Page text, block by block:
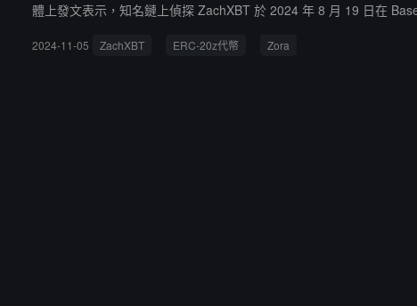
體上發文表示，知名鏈上偵探 ZachXBT 於 2024 年 8 月 19 日在
2024-11-05 ZachXBT ERC-20z代幣 Zora